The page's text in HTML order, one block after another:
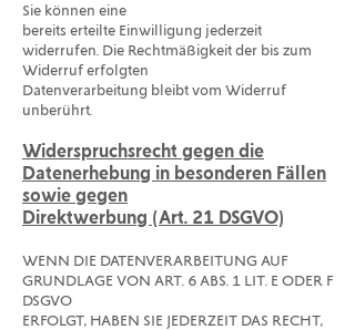
Sie können eine
bereits erteilte Einwilligung jederzeit
widerrufen. Die Rechtmäßigkeit der bis zum
Widerruf erfolgten
Datenverarbeitung bleibt vom Widerruf
unberührt.
Widerspruchsrecht gegen die
Datenerhebung in besonderen Fällen
sowie gegen
Direktwerbung (Art. 21 DSGVO)
WENN DIE DATENVERARBEITUNG AUF
GRUNDLAGE VON ART. 6 ABS. 1 LIT. E ODER F
DSGVO
ERFOLGT, HABEN SIE JEDERZEIT DAS RECHT,